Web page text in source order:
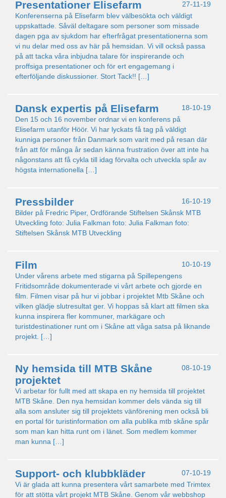
27-11-19
Presentationer Elisefarm
Konferenserna på Elisefarm blev välbesökta och väldigt
uppskattade. Såväl deltagare som personer som missade
dagen pga av sjukdom har efterfrågat presentationerna som
vi nu delar med oss av här på hemsidan. Vi vill också passa
på att tacka våra inbjudna talare för inspirerande och
proffsiga presentationer och för ert engagemang i
efterföljande diskussioner. Stort Tack!! […]
18-10-19
Dansk expertis på Elisefarm
Den 15 och 16 november ordnar vi en konferens på
Elisefarm utanför Höör. Vi har lyckats få tag på väldigt
kunniga personer från Danmark som varit med på resan där
från att för många år sedan känna frustration över att inte ha
någonstans att få cykla till idag förvalta och utveckla spår av
högsta internationella […]
16-10-19
Pressbilder
Bilder på Fredric Piper, Ordförande Stiftelsen Skånsk MTB
Utveckling foto: Julia Falkman foto: Julia Falkman foto:
Stiftelsen Skånsk MTB Utveckling
10-10-19
Film
Under vårens arbete med stigarna på Spillepengens
Fritidsområde dokumenterade vi vårt arbete och gjorde en
film. Filmen visar på hur vi jobbar i projektet Mtb Skåne och
vilken glädje slutresultat ger. Vi hoppas så klart att filmen ska
kunna inspirera fler kommuner, markägare och
turistdestinationer runt om i Skåne att våga satsa på liknande
projekt. […]
08-10-19
Ny hemsida till MTB Skåne
projektet
Vi arbetar för fullt med att skapa en ny hemsida till projektet
MTB Skåne. Den nya hemsidan kommer dels vända sig till
alla som ansluter sig till projektets vänförening men också bli
en portal för turistinformation om alla publika mtb skåne spår
som man kan hitta runt om i länet. Som medlem kommer
man kunna […]
07-10-19
Support- och klubbkläder
Vi är glada att kunna presentera vårt samarbete med Trimtex
för att stötta vårt projekt MTB Skåne. Genom vår webbshop